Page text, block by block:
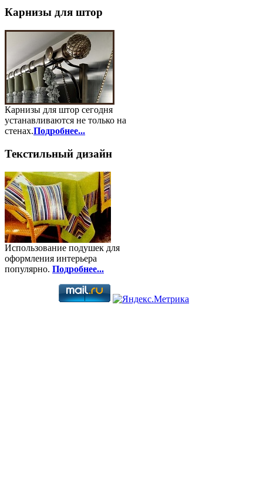
Карнизы для штор
Карнизы для штор сегодня
устанавливаются не только на
стенах.Подробнее...
Текстильный дизайн
Использование подушек для
оформления интерьера
популярно. Подробнее...